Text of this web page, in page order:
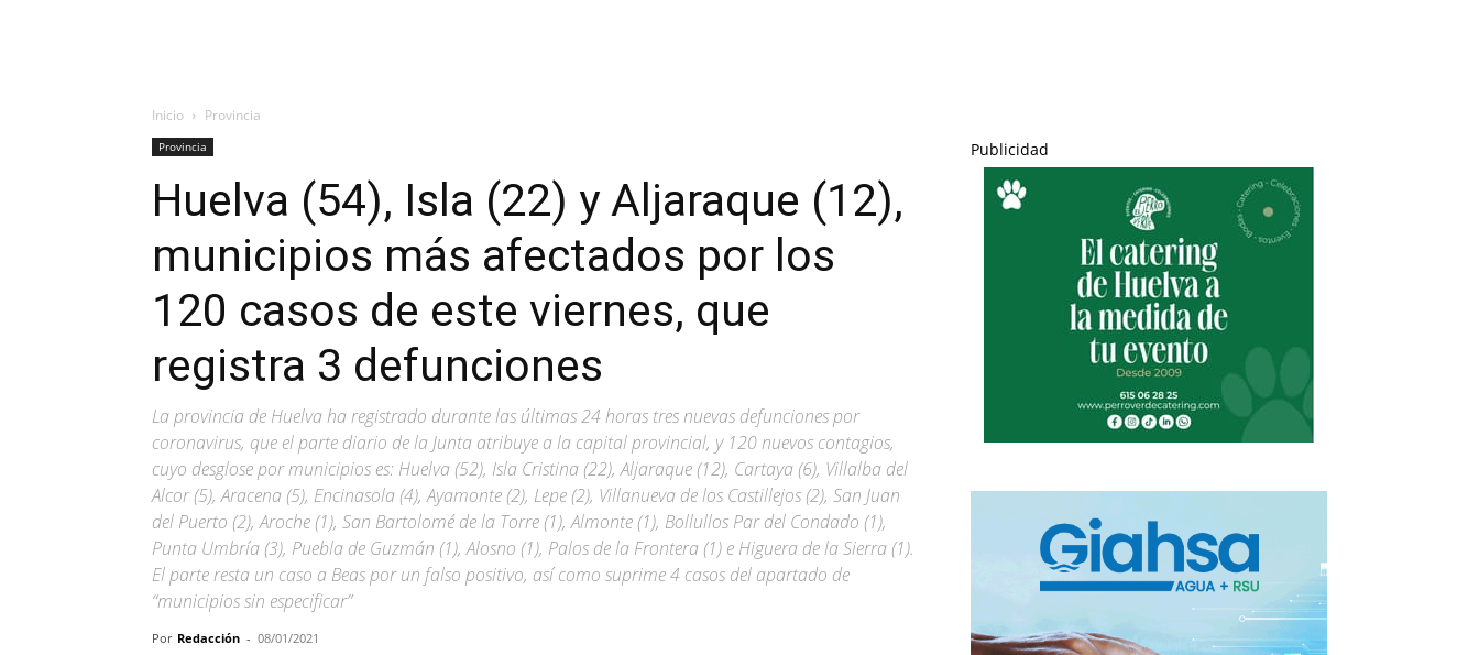
Inicio Provincia
Provincia
Huelva (54), Isla (22) y Aljaraque (12),
municipios más afectados por los
120 casos de este viernes, que
registra 3 defunciones
La provincia de Huelva ha registrado durante las últimas 24 horas tres nuevas defunciones por
coronavirus, que el parte diario de la Junta atribuye a la capital provincial, y 120 nuevos contagios,
cuyo desglose por municipios es: Huelva (52), Isla Cristina (22), Aljaraque (12), Cartaya (6), Villalba del
Alcor (5), Aracena (5), Encinasola (4), Ayamonte (2), Lepe (2), Villanueva de los Castillejos (2), San Juan
del Puerto (2), Aroche (1), San Bartolomé de la Torre (1), Almonte (1), Bollullos Par del Condado (1),
Punta Umbría (3), Puebla de Guzmán (1), Alosno (1), Palos de la Frontera (1) e Higuera de la Sierra (1).
El parte resta un caso a Beas por un falso positivo, así como suprime 4 casos del apartado de
“municipios sin especificar”
Por Redacción - 08/01/2021
Publicidad